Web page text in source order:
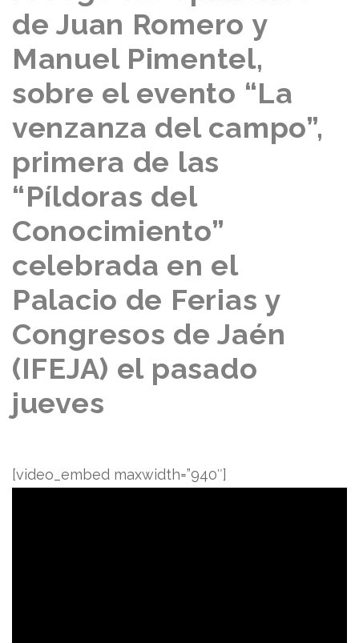
de Juan Romero y
Manuel Pimentel,
sobre el evento “La
venzanza del campo”,
primera de las
“Píldoras del
Conocimiento”
celebrada en el
Palacio de Ferias y
Congresos de Jaén
(IFEJA) el pasado
jueves
[video_embed maxwidth=”940″]